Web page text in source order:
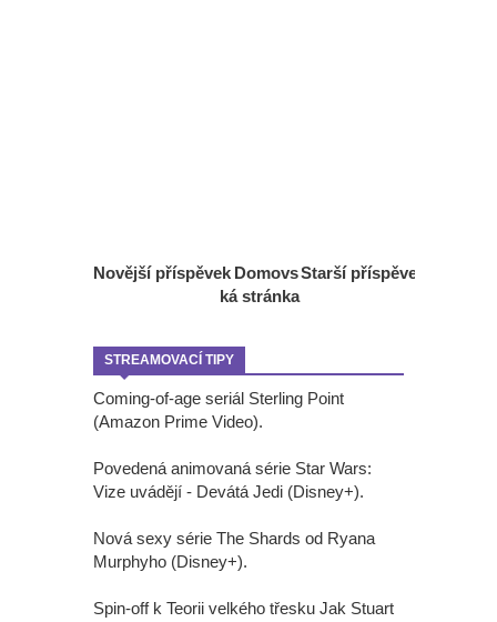
Novější příspěvek Starší příspěvek
Domovs
ká stránka
STREAMOVACÍ TIPY
Coming-of-age seriál Sterling Point
(Amazon Prime Video).
Povedená animovaná série Star Wars:
Vize uvádějí - Devátá Jedi (Disney+).
Nová sexy série The Shards od Ryana
Murphyho (Disney+).
Spin-off k Teorii velkého třesku Jak Stuart